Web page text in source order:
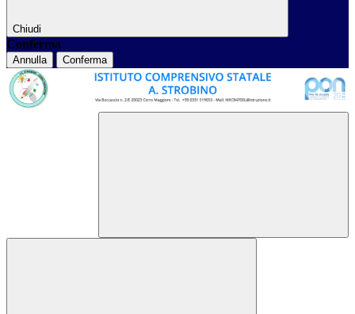
Chiudi
Conferma
Annulla Conferma